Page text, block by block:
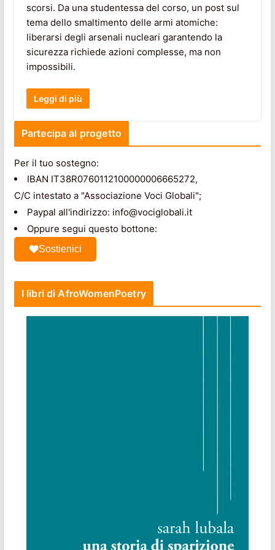
scorsi. Da una studentessa del corso, un post sul
tema dello smaltimento delle armi atomiche:
liberarsi degli arsenali nucleari garantendo la
sicurezza richiede azioni complesse, ma non
impossibili.
Leggi di più
Partecipa al progetto
Per il tuo sostegno:
IBAN IT38R0760112100000006665272,
C/C intestato a "Associazione Voci Globali";
Paypal all'indirizzo: info@vociglobali.it
Oppure segui questo bottone:
Sostienici
I libri di AfroWomenPoetry